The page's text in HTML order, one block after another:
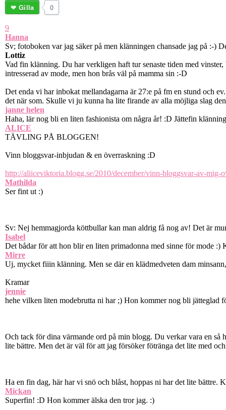
0
Gilla
9
Hanna
Sv; fotoboken var jag säker på men klänningen chansade jag på :-)
Lottiz
Vad fin klänning. Du har verkligen haft tur senaste tiden med
intresserad av mode, men hon brås väl på mamma sin :-D
Det enda vi har inbokat mellandagarna är 27:e på fm en stund och
det när som. Skulle vi ju kunna ha lite firande av alla möjliga slag
janne helen
Haha, lär nog bli en liten fashionista om några år! :D Jättefin
ALICE
TÄVLING PÅ BLOGGEN!
Vinn bloggsvar-inbjudan & en överraskning :D
http://aliiceviktoria.blogg.se/2010/december/vinn-bloggsvar-av-mig-
Mathilda
Ser fint ut :)
Sv: Nej hemmagjorda köttbullar kan man aldrig få nog av! Det är
Isabel
Det bådar för att hon blir en liten primadonna med sinne för mode :)
Mirre
Uj, mycket fiiin klänning. Men se där en klädmedveten dam
Kramar
jennie
hehe vilken liten modebrutta ni har ;) Hon kommer nog bli jätteglad
Och tack för dina värmande ord på min blogg. Du verkar vara en så
lite bättre. Men det är väl för att jag försöker fötränga det lite med
Ha en fin dag, här har vi snö och blåst, hoppas ni har det lite bättre.
Mickan
Superfin! :D Hon kommer älska den tror jag. :)